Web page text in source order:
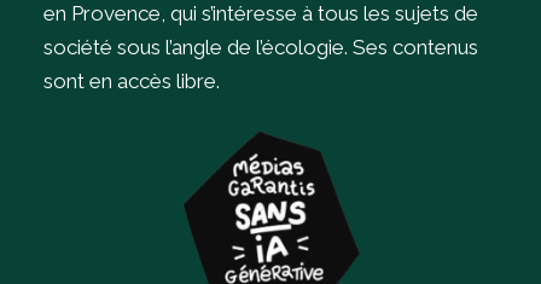
en Provence, qui s’intéresse à tous les sujets de
société sous l’angle de l’écologie. Ses contenus
sont en accès libre.